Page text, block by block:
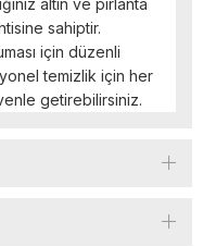
altın ve pırlanta
sahiptir.
için düzenli
temizlik için her
getirebilirsiniz.